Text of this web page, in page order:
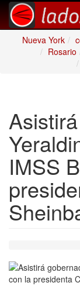
Nueva York
Rosario
IMSS